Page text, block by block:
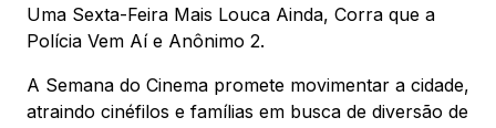
Uma Sexta-Feira Mais Louca Ainda, Corra que a
Polícia Vem Aí e Anônimo 2.
A Semana do Cinema promete movimentar a cidade,
atraindo cinéfilos e famílias em busca de diversão de